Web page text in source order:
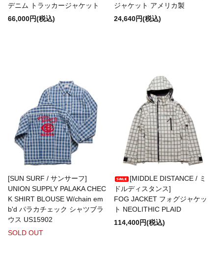
デニム トラッカージャケット
66,000円(税込)
ジャケット アメリカ製
24,640円(税込)
[SUN SURF / サンサーフ]
UNION SUPPLY PALAKA CHEC
K SHIRT BLOUSE W/chain em
b'd パラカチェック シャツブラ
ウス US15902
SOLD OUT
[MIDDLE DISTANCE / ミ
ドルディスタンス]
FOG JACKET フォグジャケッ
ト NEOLITHIC PLAID
114,400円(税込)
alk phenix
ANACHRONORM
ARMY TWILL
B.A.F(Brooklyn Armed Forces Inc.)
BAGABOO